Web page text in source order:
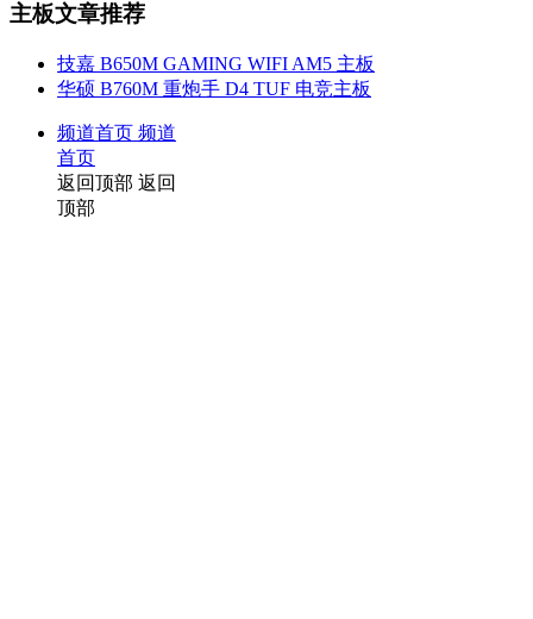
主板文章推荐
技嘉 B650M GAMING WIFI AM5 主板
华硕 B760M 重炮手 D4 TUF 电竞主板
频道首页 频道
首页
返回顶部 返回
顶部